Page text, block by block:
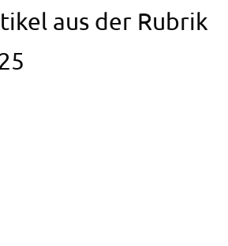
aus der Rubrik